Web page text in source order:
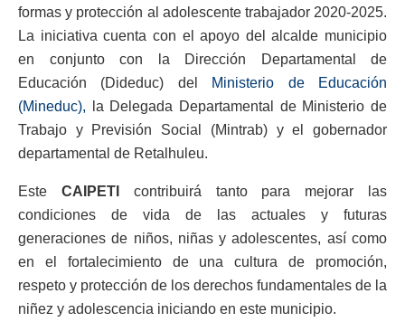
formas y protección al adolescente trabajador 2020-2025.
La iniciativa cuenta con el apoyo del alcalde municipio
en conjunto con la Dirección Departamental de
Educación (Dideduc) del
Ministerio de Educación
(Mineduc), la Delegada Departamental de Ministerio de
Trabajo y Previsión Social (Mintrab) y el gobernador
departamental de Retalhuleu.
Este CAIPETI
contribuirá tanto para mejorar las
condiciones de vida de las actuales y futuras
generaciones de niños, niñas y adolescentes, así como
en el fortalecimiento de una cultura de promoción,
respeto y protección de los derechos fundamentales de la
niñez y adolescencia iniciando en este municipio.